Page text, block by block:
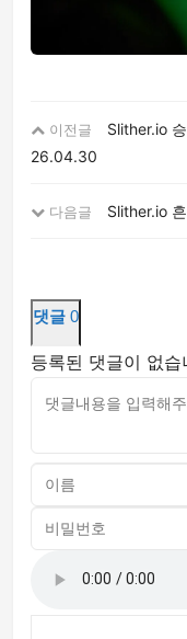
이전글
Slither.io
26.04.30
다음글 Slither.io
댓글 0
등록된 댓글이 없습